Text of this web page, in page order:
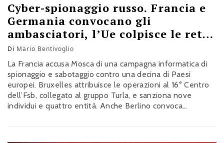
Cyber-spionaggio russo. Francia e
Germania convocano gli
ambasciatori, l’Ue colpisce le reti
dell’Fsb
Di Mario Bentivoglio
La Francia accusa Mosca di una campagna informatica di
spionaggio e sabotaggio contro una decina di Paesi
europei. Bruxelles attribuisce le operazioni al 16° Centro
dell’Fsb, collegato al gruppo Turla, e sanziona nove
individui e quattro entità. Anche Berlino convoca